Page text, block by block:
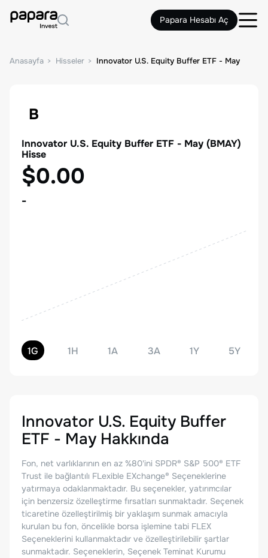
Papara Hesabı Aç
Anasayfa Hisseler Innovator U.S. Equity Buffer ETF - May
B
Innovator U.S. Equity Buffer ETF - May (BMAY)
Hisse
$0.00
-
1G 1H 1A 3A 1Y 5Y
Innovator U.S. Equity Buffer
ETF - May Hakkında
Fon, net varlıklarının en az %80'ini SPDR® S&P 500® ETF
Trust ile bağlantılı FLexible EXchange® Seçeneklerine
yatırmaya odaklanmaktadır. Bu seçenekler, yatırımcılar
için benzersiz özelleştirme fırsatları sunmaktadır. Seçenek
ticaretine özelleştirilmiş bir yaklaşım sunmak amacıyla
kurulan bu fon, öncelikle borsa işlemine tabi FLEX
Seçeneklerini kullanmaktadır ve özelleştirilebilir şartlar
sunmaktadır. Seçeneklerin, Seçenek Teminat Kurumu